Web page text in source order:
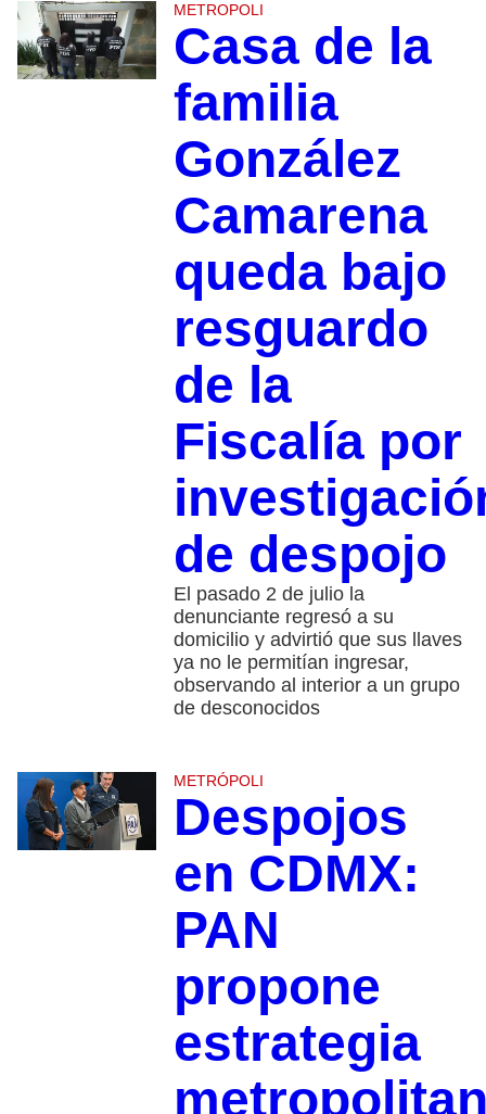
METROPOLI
Casa de la
familia
González
Camarena
queda bajo
resguardo
de la
Fiscalía por
de despojo
El pasado 2 de julio la
denunciante regresó a su
domicilio y advirtió que sus llaves
ya no le permitían ingresar,
observando al interior a un grupo
de desconocidos
METRÓPOLI
Despojos
en CDMX:
PAN
propone
estrategia